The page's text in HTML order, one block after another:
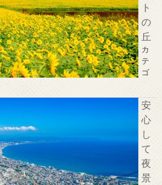
ト
の
丘
カ
テ
ゴ
安
心
し
て
夜
景